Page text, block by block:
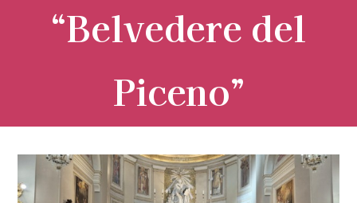
“Belvedere del
Piceno”
Ingrandisci
immagine